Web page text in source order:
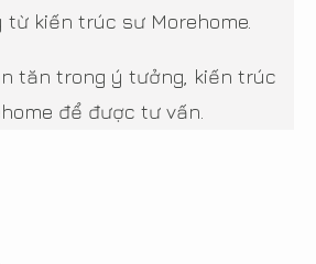
từ kiến trúc sư Morehome.
tăn trong ý tưởng, kiến trúc
để được tư vấn.